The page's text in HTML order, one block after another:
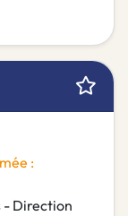
:
- Direction